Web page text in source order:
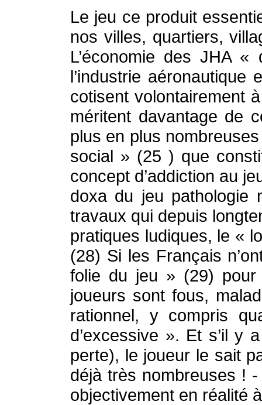
Le jeu ce produit
nos villes, quartiers,
L’économie des JHA
l’industrie
cotisent volontairement
méritent davantage de
plus en plus
social » (25 ) que
concept d’addiction au
doxa du jeu pathologie
travaux qui depuis
pratiques ludiques, le «
(28) Si les Français
folie du jeu » (29)
joueurs sont fous,
rationnel, y compris
d’excessive ». Et s’il
perte), le joueur le sait
déjà très nombreuses !
objectivement en réalité